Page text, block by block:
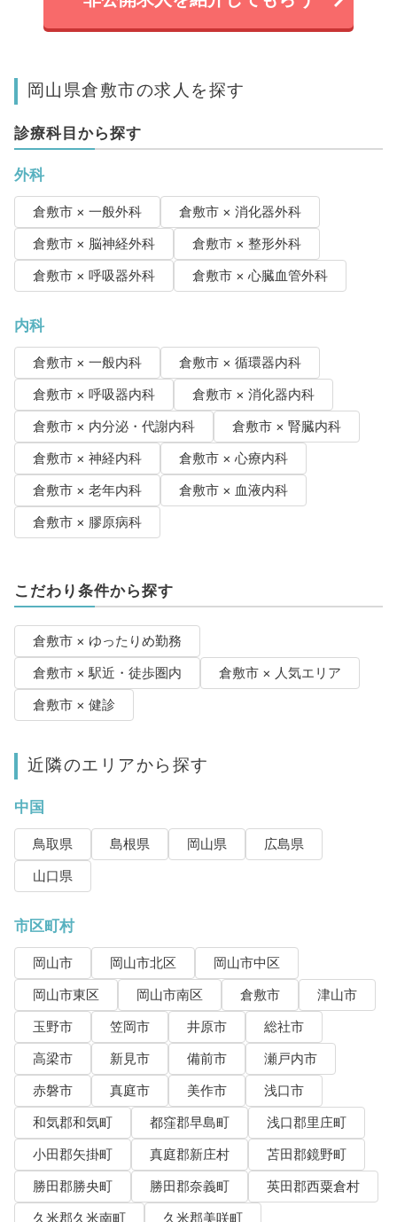
岡山県倉敷市の求人を探す
診療科目から探す
外科
倉敷市 × 一般外科
倉敷市 × 消化器外科
倉敷市 × 脳神経外科
倉敷市 × 整形外科
倉敷市 × 呼吸器外科
倉敷市 × 心臓血管外科
内科
倉敷市 × 一般内科
倉敷市 × 循環器内科
倉敷市 × 呼吸器内科
倉敷市 × 消化器内科
倉敷市 × 内分泌・代謝内科
倉敷市 × 腎臓内科
倉敷市 × 神経内科
倉敷市 × 心療内科
倉敷市 × 老年内科
倉敷市 × 血液内科
倉敷市 × 膠原病科
こだわり条件から探す
倉敷市 × ゆったりめ勤務
倉敷市 × 駅近・徒歩圏内
倉敷市 × 人気エリア
倉敷市 × 健診
近隣のエリアから探す
中国
鳥取県 島根県 岡山県
広島県
山口県
市区町村
岡山市 岡山市北区
岡山市中区
岡山市東区
岡山市南区 倉敷市
津山市
玉野市
笠岡市 井原市
総社市
高梁市
新見市 備前市
瀬戸内市
赤磐市
真庭市 美作市
浅口市
和気郡和気町
都窪郡早島町
浅口郡里庄町
小田郡矢掛町
真庭郡新庄村
苫田郡鏡野町
勝田郡勝央町
勝田郡奈義町
英田郡西粟倉村
久米郡久米南町
久米郡美咲町